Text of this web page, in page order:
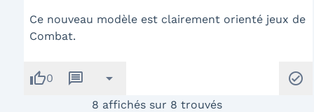
Ce nouveau modèle est clairement orienté jeux de
Combat.
thumb_up0 message arrow_drop_down check_circle
8 affichés sur 8 trouvés